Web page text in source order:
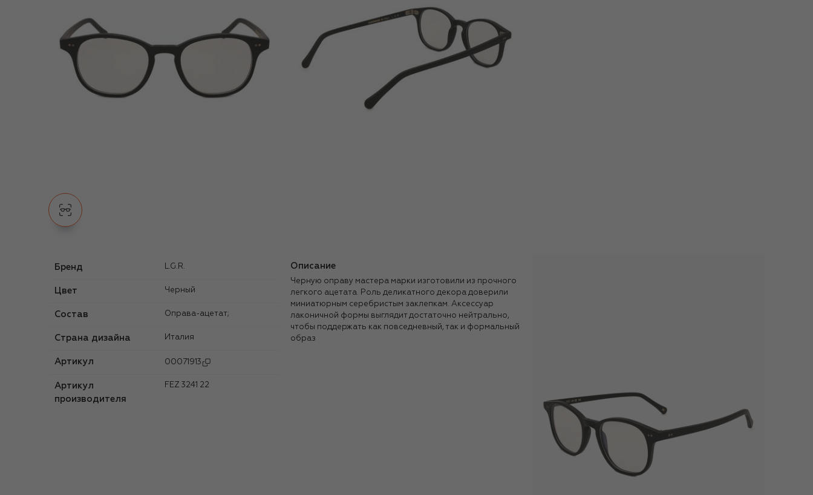
Бренд L.G.R.
Цвет Черный
Состав Оправа-ацетат;
Страна дизайна Италия
Артикул 00071913
Артикул
производителя
FEZ 3241 22
Описание
Черную оправу мастера марки изготовили из прочного
легкого ацетата. Роль деликатного декора доверили
миниатюрным серебристым заклепкам. Аксессуар
лаконичной формы выглядит достаточно нейтрально,
чтобы поддержать как повседневный, так и формальный
образ